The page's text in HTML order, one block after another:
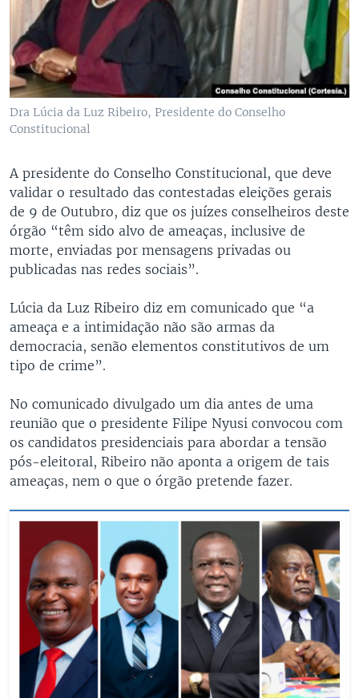
Dra Lúcia da Luz Ribeiro, Presidente do Conselho
Constitucional
A presidente do Conselho Constitucional, que deve
validar o resultado das contestadas eleições gerais
de 9 de Outubro, diz que os juízes conselheiros deste
órgão “têm sido alvo de ameaças, inclusive de
morte, enviadas por mensagens privadas ou
publicadas nas redes sociais”.
Lúcia da Luz Ribeiro diz em comunicado que “a
ameaça e a intimidação não são armas da
democracia, senão elementos constitutivos de um
tipo de crime”.
No comunicado divulgado um dia antes de uma
reunião que o presidente Filipe Nyusi convocou com
os candidatos presidenciais para abordar a tensão
pós-eleitoral, Ribeiro não aponta a origem de tais
ameaças, nem o que o órgão pretende fazer.